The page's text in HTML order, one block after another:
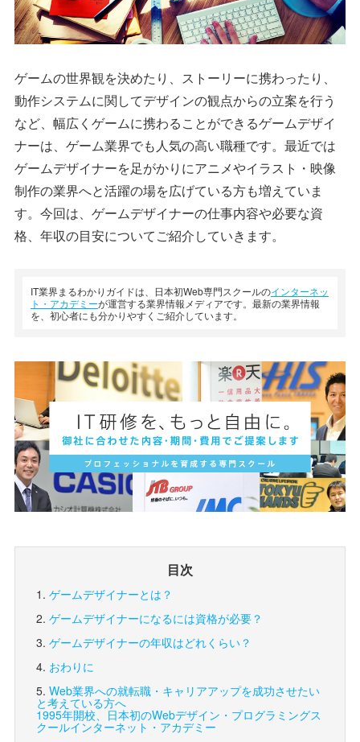
ゲームの世界観を決めたり、ストーリーに携わったり、
動作システムに関してデザインの観点からの立案を行う
など、幅広くゲームに携わることができるゲームデザイ
ナーは、ゲーム業界でも人気の高い職種です。最近では
ゲームデザイナーを足がかりにアニメやイラスト・映像
制作の業界へと活躍の場を広げている方も増えていま
す。今回は、ゲームデザイナーの仕事内容や必要な資
格、年収の目安についてご紹介していきます。
IT業界まるわかりガイドは、日本初Web専門スクールのインターネッ
ト・アカデミーが運営する業界情報メディアです。最新の業界情報
を、初心者にも分かりやすくご紹介しています。
目次
ゲームデザイナーとは？
ゲームデザイナーになるには資格が必要？
ゲームデザイナーの年収はどれくらい？
おわりに
Web業界への就転職・キャリアアップを成功させたい
と考えている方へ
1995年開校、日本初のWebデザイン・プログラミングス
クールインターネット・アカデミー